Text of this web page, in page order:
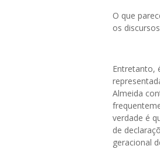
O que
os
Entretanto,
Almeida
verdade é
de
geracional